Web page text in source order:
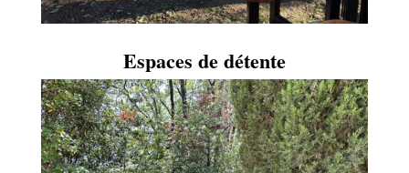
Espaces de détente